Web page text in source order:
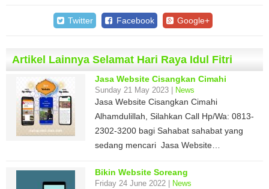
Twitter Facebook Google+
Artikel Lainnya Selamat Hari Raya Idul Fitri
Jasa Website Cisangkan Cimahi
Sunday 21 May 2023 | News
Jasa Website Cisangkan Cimahi
Alhamdulillah, Silahkan Call Hp/Wa: 0813-
2302-3200 bagi Sahabat sahabat yang
sedang mencari Jasa Website…
Bikin Website Soreang
Friday 24 June 2022 | News